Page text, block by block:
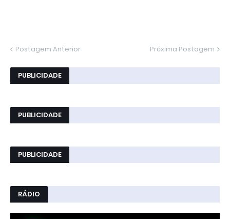
Postagem Anterior Próxima Postagem
PUBLICIDADE
PUBLICIDADE
PUBLICIDADE
RÁDIO